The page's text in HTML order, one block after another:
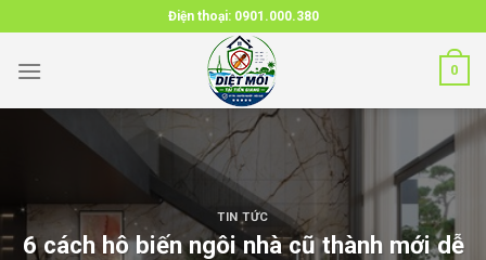
to
content
Điện thoại: 0901.000.380
0
TIN TỨC
6 cách hô biến ngôi nhà cũ thành mới dễ